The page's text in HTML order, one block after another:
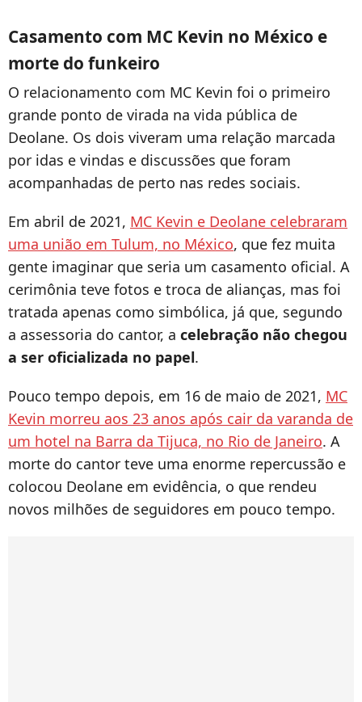
Casamento com MC Kevin no México e
morte do funkeiro
O relacionamento com MC Kevin foi o primeiro
grande ponto de virada na vida pública de
Deolane. Os dois viveram uma relação marcada
por idas e vindas e discussões que foram
acompanhadas de perto nas redes sociais.
Em abril de 2021, MC Kevin e Deolane celebraram
uma união em Tulum, no México, que fez muita
gente imaginar que seria um casamento oficial. A
cerimônia teve fotos e troca de alianças, mas foi
tratada apenas como simbólica, já que, segundo
a assessoria do cantor, a celebração não chegou
a ser oficializada no papel.
Pouco tempo depois, em 16 de maio de 2021, MC
Kevin morreu aos 23 anos após cair da varanda de
um hotel na Barra da Tijuca, no Rio de Janeiro. A
morte do cantor teve uma enorme repercussão e
colocou Deolane em evidência, o que rendeu
novos milhões de seguidores em pouco tempo.